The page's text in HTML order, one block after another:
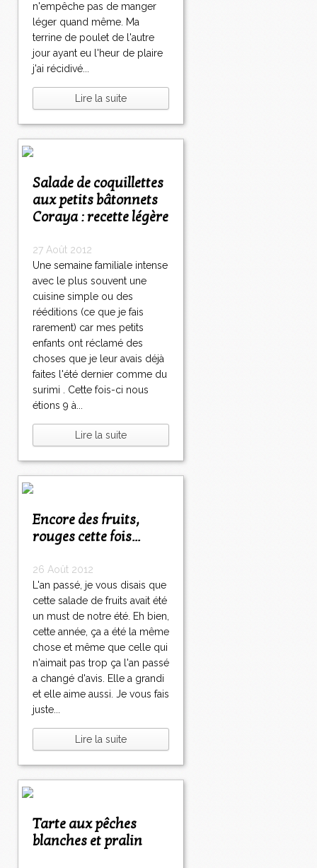
n'empêche pas de manger
léger quand même. Ma
terrine de poulet de l'autre
jour ayant eu l'heur de plaire
j'ai récidivé...
Lire la suite
Salade de coquillettes
aux petits bâtonnets
Coraya : recette légère
27 Août 2012
Une semaine familiale intense
avec le plus souvent une
cuisine simple ou des
rééditions (ce que je fais
rarement) car mes petits
enfants ont réclamé des
choses que je leur avais déjà
faites l'été dernier comme du
surimi . Cette fois-ci nous
étions 9 à...
Lire la suite
Encore des fruits,
rouges cette fois...
26 Août 2012
L'an passé, je vous disais que
cette salade de fruits avait été
un must de notre été. Eh bien,
cette année, ça a été la même
chose et même que celle qui
n'aimait pas trop ça l'an passé
a changé d'avis. Elle a grandi
et elle aime aussi. Je vous fais
juste...
Lire la suite
Tarte aux pêches
blanches et pralin